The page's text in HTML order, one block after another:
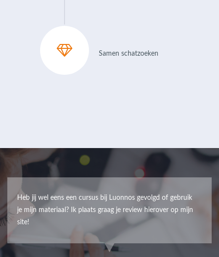
Samen schatzoeken
Heb jij wel eens een cursus bij Luonnos gevolgd of gebruik
je mijn materiaal? Ik plaats graag je review hierover op mijn
site!